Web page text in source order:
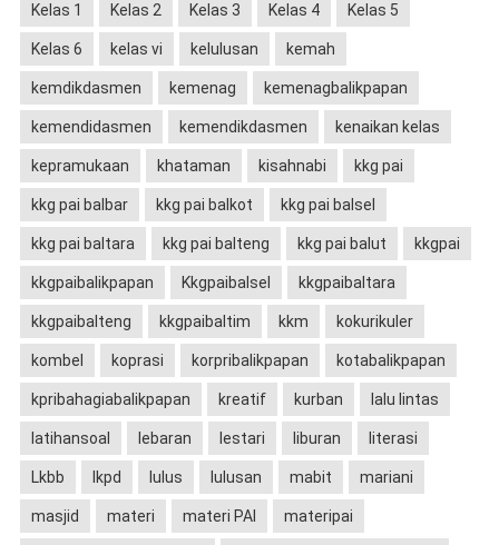
Kelas 1 Kelas 2 Kelas 3 Kelas 4 Kelas 5
Kelas 6 kelas vi kelulusan kemah
kemdikdasmen kemenag kemenagbalikpapan
kemendidasmen kemendikdasmen kenaikan kelas
kepramukaan khataman kisahnabi kkg pai
kkg pai balbar kkg pai balkot kkg pai balsel
kkg pai baltara kkg pai balteng kkg pai balut kkgpai
kkgpaibalikpapan Kkgpaibalsel kkgpaibaltara
kkgpaibalteng kkgpaibaltim kkm kokurikuler
kombel koprasi korpribalikpapan kotabalikpapan
kpribahagiabalikpapan kreatif kurban lalu lintas
latihansoal lebaran lestari liburan literasi
Lkbb lkpd lulus lulusan mabit mariani
masjid materi materi PAI materipai